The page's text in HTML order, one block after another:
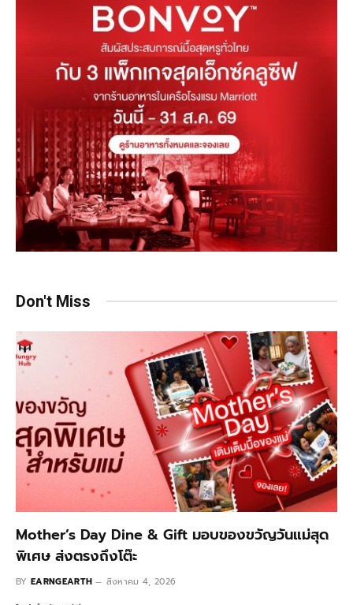
Don't Miss
Mother’s Day Dine & Gift มอบของขวัญวันแม่สุด
พิเศษ ส่งตรงถึงโต๊ะ
BY EARNGEARTH สิงหาคม 4, 2026